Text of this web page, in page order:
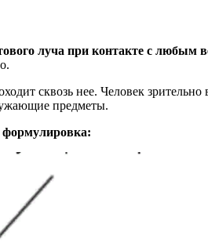
луча при контакте с любым
сквозь нее. Человек
предметы.